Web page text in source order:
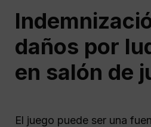
daños por
en salón de
El juego puede ser una